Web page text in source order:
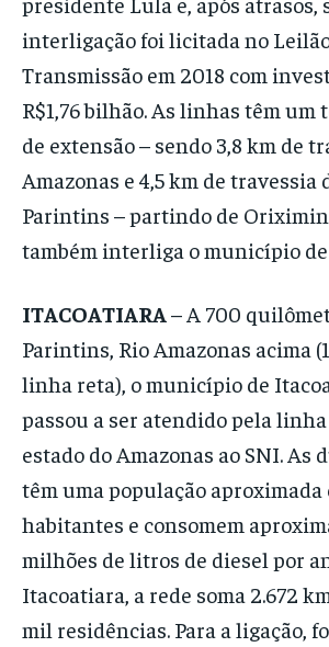
interligação foi licitada no
Transmissão em 2018 com
R$1,76 bilhão. As linhas têm um
de extensão – sendo 3,8 km de
Amazonas e 4,5 km de travessia
Parintins – partindo de
também interliga o município
ITACOATIARA – A 700
Parintins, Rio Amazonas acima
linha reta), o município de
passou a ser atendido pela
estado do Amazonas ao SNI. As
têm uma população aproximada
habitantes e consomem
milhões de litros de diesel por
Itacoatiara, a rede soma 2.672
mil residências. Para a ligação,